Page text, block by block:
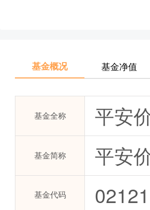
基金概况 基金净值
基金全称 平安
基金简称 平安
基金代码